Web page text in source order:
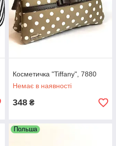
Косметичка "Tiffany", 7880
Немає в наявності
348 ₴
Польша